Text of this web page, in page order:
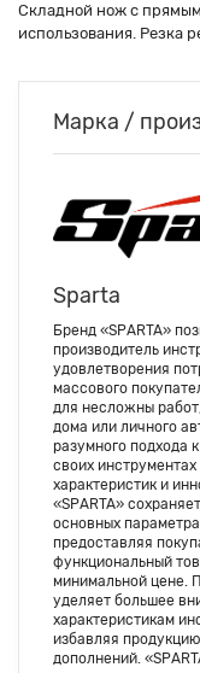
Складной нож с
использования. Резка
Марка /
Sparta
Бренд «SPARTA»
производитель
удовлетворения
массового
для несложны
дома или личного
разумного подхода
своих
характеристик и
«SPARTA»
основных
предоставляя
функциональный
минимальной цене.
уделяет большее
характеристикам
избавляя
дополнений.